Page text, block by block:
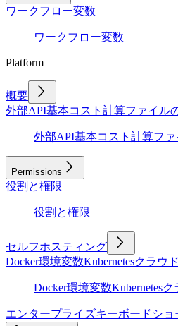
ワークフロー変数
ワークフロー変数
Platform
概要
外部API基本コスト計算ファイル
外部API基本コスト計算フ
Permissions
役割と権限
役割と権限
セルフホスティング
Docker環境変数Kubernetesクラウ
Docker環境変数Kubernetesク
エンタープライズキーボードショ